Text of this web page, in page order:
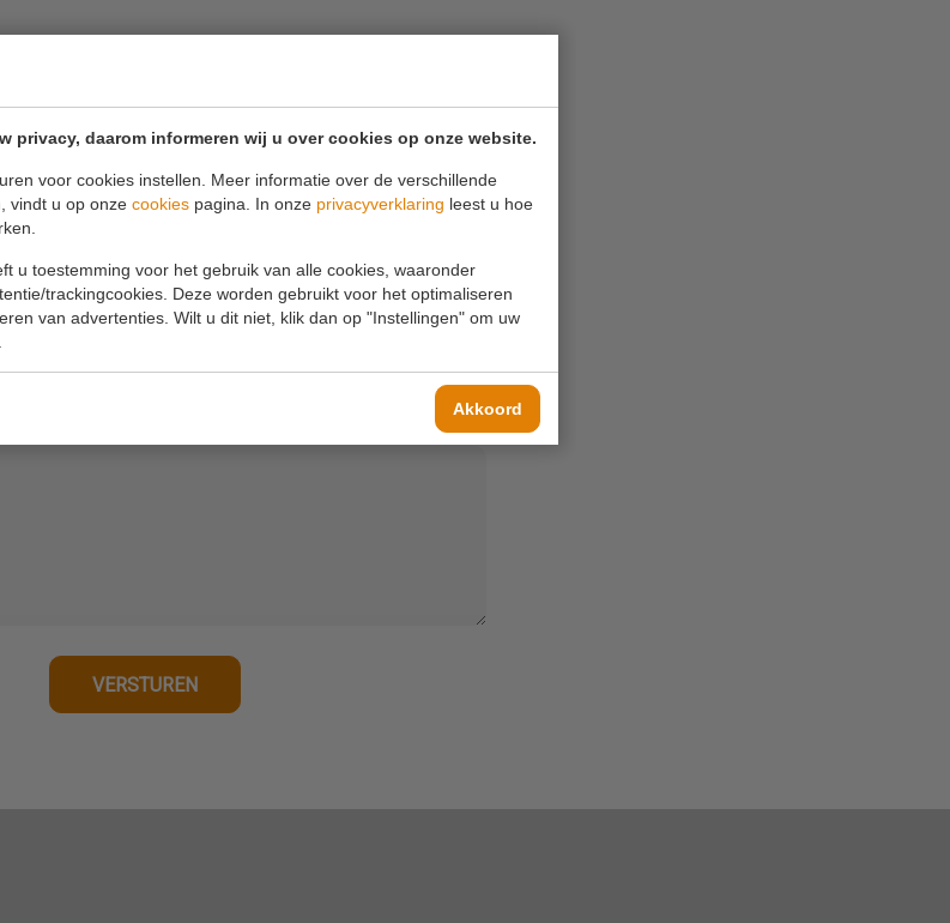
privacy, daarom informeren wij u over cookies op onze website.
voor cookies instellen. Meer informatie over de verschillende
vindt u op onze cookies pagina. In onze privacyverklaring leest u hoe
u toestemming voor het gebruik van alle cookies, waaronder
trackingcookies. Deze worden gebruikt voor het optimaliseren
van advertenties. Wilt u dit niet, klik dan op "Instellingen" om uw
Akkoord
Bel ons
0180 63 16 54
Mail ons
info@koornmolen.nl
Uw e-mailadres*